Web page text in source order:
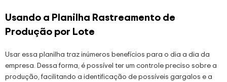
Usando a Planilha Rastreamento de
Produção por Lote
Usar essa planilha traz inúmeros benefícios para o dia a dia da
empresa. Dessa forma, é possível ter um controle preciso sobre a
produção, facilitando a identificação de possíveis gargalos e a